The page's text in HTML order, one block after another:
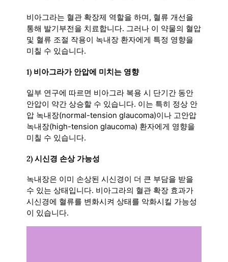
비아그라는 혈관 확장제 역할을 하며, 혈류 개선을
통해 발기부전을 치료합니다. 그러나 이 약물의 혈압
및 혈류 조절 작용이 녹내장 환자에게 특정 영향을
미칠 수 있습니다.
1) 비아그라가 안압에 미치는 영향
일부 연구에 따르면 비아그라 복용 시 단기간 동안
안압이 약간 상승할 수 있습니다. 이는 특히 정상 안
압 녹내장(normal-tension glaucoma)이나 고안압
녹내장(high-tension glaucoma) 환자에게 영향을
미칠 수 있습니다.
2) 시신경 손상 가능성
녹내장은 이미 손상된 시신경이 더 큰 부담을 받을
수 있는 상태입니다. 비아그라의 혈관 확장 효과가
시신경에 혈류를 변화시켜 상태를 악화시킬 가능성
이 있습니다.